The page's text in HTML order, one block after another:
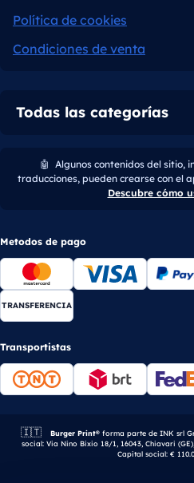
Política de cookies
Condiciones de venta
Todas las categorías
🤖 Algunos contenidos del sitio,
traducciones, pueden crearse con el
Descubre cómo
Metodos de pago
TRANSFERENCIA
Transportistas
🇮🇹 Empresa italiana.
Burger Print®forma parte de INK srl
social: Via Nino Bixio 18/1, 16043, Chiavari (GE),
Capital social: €